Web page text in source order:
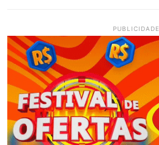
PUBLICIDADE